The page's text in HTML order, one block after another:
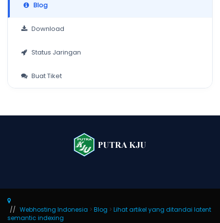
Blog
Download
Status Jaringan
Buat Tiket
Webhosting Indonesia > Blog > Lihat artikel yang ditandai latent
semantic indexing